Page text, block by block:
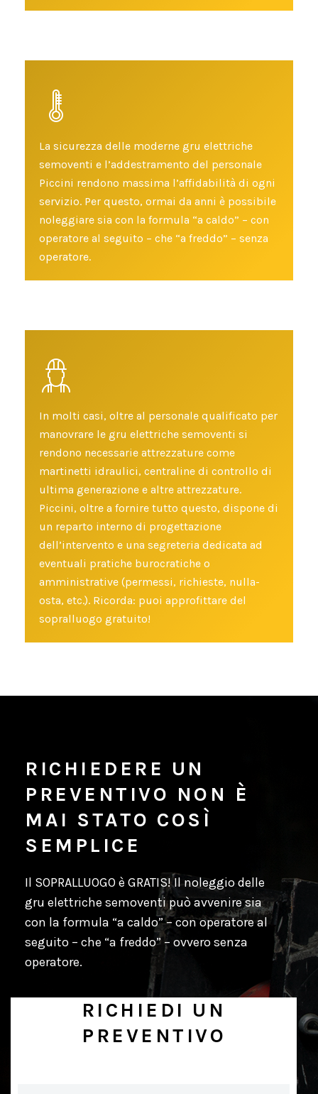
La sicurezza delle moderne gru elettriche
semoventi e l’addestramento del personale
Piccini rendono massima l’affidabilità di ogni
servizio. Per questo, ormai da anni è possibile
noleggiare sia con la formula “a caldo” – con
operatore al seguito – che “a freddo” – senza
operatore.
In molti casi, oltre al personale qualificato per
manovrare le gru elettriche semoventi si
rendono necessarie attrezzature come
martinetti idraulici, centraline di controllo di
ultima generazione e altre attrezzature.
Piccini, oltre a fornire tutto questo, dispone di
un reparto interno di progettazione
dell’intervento e una segreteria dedicata ad
eventuali pratiche burocratiche o
amministrative (permessi, richieste, nulla-
osta, etc.). Ricorda: puoi approfittare del
sopralluogo gratuito!
RICHIEDERE UN
PREVENTIVO NON È
MAI STATO COSÌ
SEMPLICE
Il SOPRALLUOGO è GRATIS!Il noleggio delle
gru elettriche semoventipuò avvenire sia
con la formula “a caldo”– con operatore al
seguito – che “a freddo”– ovvero senza
operatore.
RICHIEDI UN
PREVENTIVO